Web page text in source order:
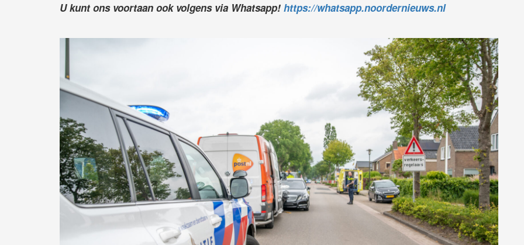
U kunt ons voortaan ook volgens via Whatsapp! https://whatsapp.noordernieuws.nl